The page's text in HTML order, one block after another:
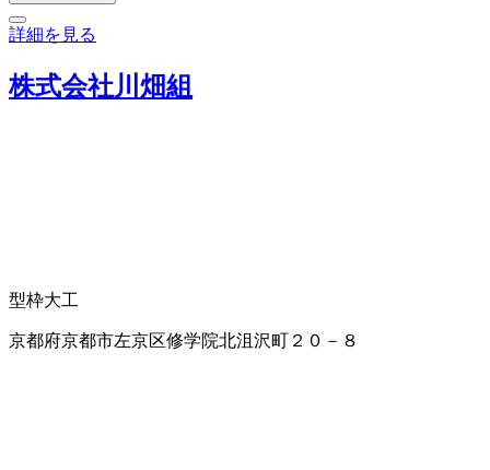
詳細を見る
株式会社川畑組
型枠大工
京都府京都市左京区修学院北沮沢町２０－８